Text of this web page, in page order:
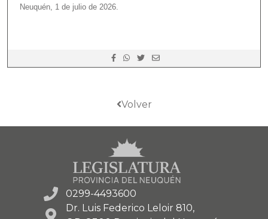
Neuquén, 1 de julio de 2026.
Volver
0299-4493600
Dr. Luis Federico Leloir 810,